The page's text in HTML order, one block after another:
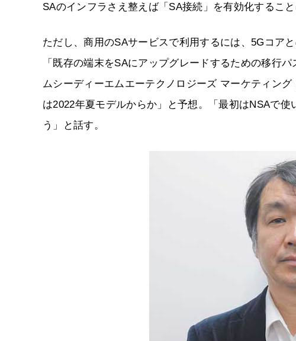
SAのインフラさえ整えば「SA接続」を有効化すること
ただし、商用のSAサービスで利用するには、5Gコア
「既存の端末をSAにアップグレードするための移行
ムシーディーエムエーテクノロジーズ マーケティン
は2022年夏モデルからか」と予想。「最初はNSAで
う」と話す。